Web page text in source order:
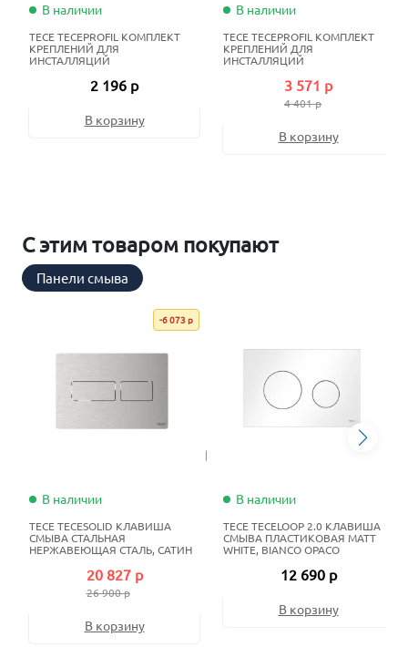
В наличии
TECE TECEPROFIL КОМПЛЕКТ
КРЕПЛЕНИЙ ДЛЯ
ИНСТАЛЛЯЦИЙ
2 196 р
В корзину
В наличии
TECE TECEPROFIL КОМПЛЕКТ
КРЕПЛЕНИЙ ДЛЯ
ИНСТАЛЛЯЦИЙ
3 571 р
4 401 р
В корзину
С этим товаром покупают
Панели смыва
-6 073 р
В наличии
TECE TECESOLID КЛАВИША
СМЫВА СТАЛЬНАЯ
НЕРЖАВЕЮЩАЯ СТАЛЬ, САТИН
20 827 р
26 900 р
В корзину
В наличии
TECE TECELOOP 2.0 КЛАВИША
СМЫВА ПЛАСТИКОВАЯ MATT
WHITE, BIANCO OPACO
12 690 р
В корзину